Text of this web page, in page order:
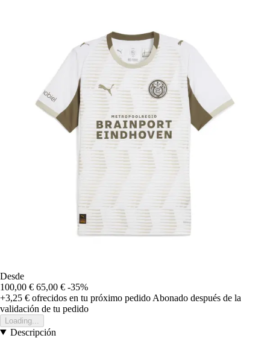
Desde
100,00 € 65,00 € -35%
+3,25 € ofrecidos en tu próximo pedido Abonado después de la
validación de tu pedido
Loading...
Descripción